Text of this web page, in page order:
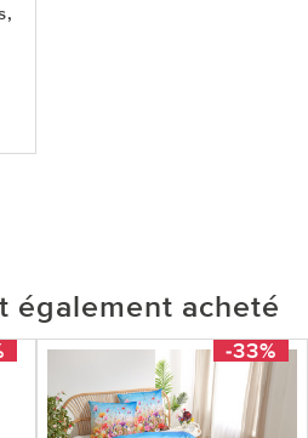
également acheté
-33%